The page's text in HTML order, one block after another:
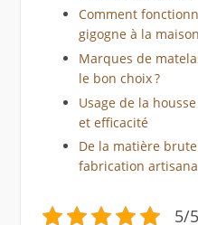
Comment
gigogne à la
Marques de
le bon choix ?
Usage de la
et efficacité
De la matière
fabrication
5/